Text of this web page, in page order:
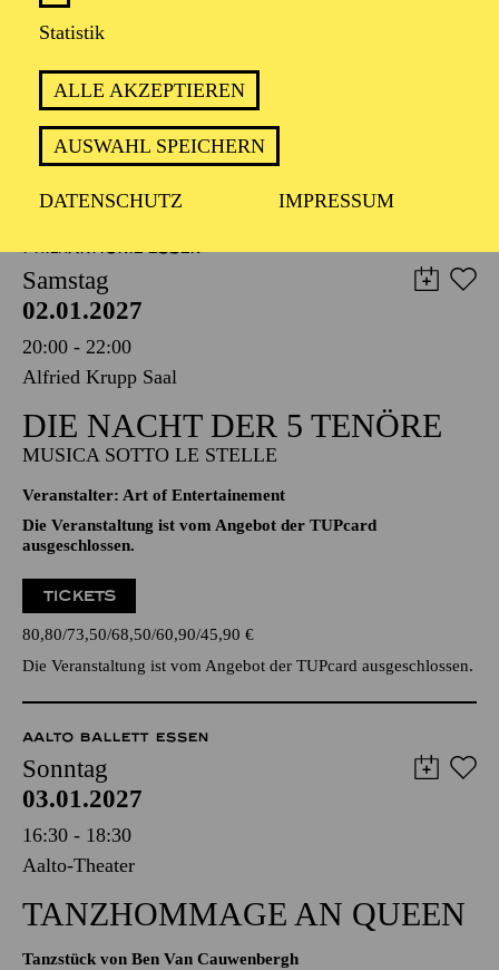
Statistik
ALLE AKZEPTIEREN
AUSWAHL SPEICHERN
DATENSCHUTZ IMPRESSUM
Oper von Giacomo Puccini
TICKETS
57,00 51,00 42,00 35,00 28,00 17,00
02.01.2027
20:00 - 22:00
Alfried Krupp Saal
DIE NACHT DER 5 TENÖRE
MUSICA SOTTO LE STELLE
Veranstalter: Art of Entertainement
Die Veranstaltung ist vom Angebot der TUPcard
TICKETS
Die Veranstaltung ist vom Angebot der TUPcard ausgeschlossen.
AALTO BALLETT ESSEN
Sonntag
03.01.2027
16:30 - 18:30
Aalto-Theater
TANZ­HOMMAGE AN QUEEN
Musik von Queen